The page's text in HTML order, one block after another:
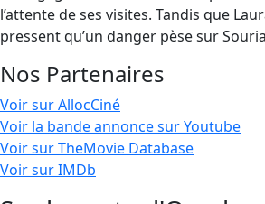
l’attente de ses visites. Tandis que
pressent qu’un danger pèse sur
Nos Partenaires
Voir sur AllocCiné
Voir la bande annonce sur Youtube
Voir sur TheMovie Database
Voir sur IMDb